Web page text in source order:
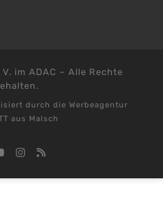
im ADAC – Alle Rechte
durch die Werbeagentur
aus Malsch